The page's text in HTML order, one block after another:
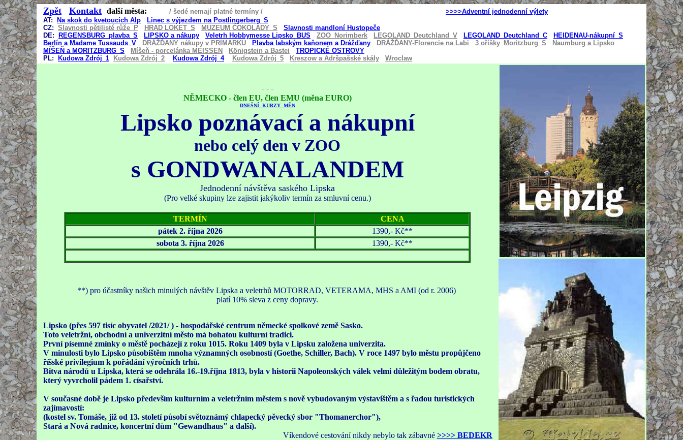
Zpět Kontakt další města: / šedé nemají platné termíny / >>>>Adventní jednodenní výlety
AT:
Na skok do kvetoucích Alp
Linec s výjezdem na Postlingerberg_S
CZ: Slavnosti pětilisté růže_P HRAD LOKET_S MUZEUM ČOKOLÁDY_S
Slavnosti mandloní Hustopeče
DE:
REGENSBURG_plavba_S LIPSKO a nákupy Veletrh Hobbymesse Lipsko_BUS ZOO_Norimberk LEGOLAND_Deutchland_V LEGOLAND_Deutchland_ C
HEIDENAU-nákupní_S
Berlín a Madame Tussauds_V
DRÁŽĎANY nákupy v PRIMARKU Plavba labským kaňonem a Drážďany DRÁŽĎANY-Florencie na Labi 3 oříšky_Moritzburg_S
Naumburg a Lipsko
MÍŠEŇ a MORITZBURG_S
Míšeň - porcelánka MEISSEN Königstein a Bastei
TROPICKÉ OSTROVY
PL:
Kudowa Zdrój_ 1 Kudowa Zdrój_2 Kudowa Zdrój_4 Kudowa Zdrój_ 5 Kreszow a Adršpašské skály Wroclaw
- - -
NĚMECKO - člen EU, člen EMU (měna EURO)
DNEŠNÍ KURZY MĚN
Lipsko poznávací a nákupní
nebo celý den v ZOO
s GONDWANALANDEM
Jednodenní návštěva saského Lipska
(Pro velké skupiny lze zajistit jakýkoliv termín za smluvní cenu.)
TERMÍN
CENA
pátek 2. října 2026
1390,- Kč**
sobota 3. října 2026
1390,- Kč**
**) pro účastníky našich minulých návštěv Lipska a veletrhů MOTORRAD, VETERAMA, MHS a AMI (od r. 2006)
platí 10% sleva z ceny dopravy.
Lipsko (přes 597 tisíc obyvatel /2021/ ) - hospodářské centrum německé spolkové země Sasko.
Toto veletržní, obchodní a univerzitní město má bohatou kulturní tradici.
První písemné zmínky o městě pocházejí z roku 1015. Roku 1409 byla v Lipsku založena univerzita.
V minulosti bylo Lipsko působištěm mnoha významných osobností (Goethe, Schiller, Bach). V roce 1497 bylo městu propůjčeno
říšské privilegium k pořádání výročních trhů.
Bitva národů u Lipska, která se odehrála 16.-19.října 1813, byla v historii Napoleonských válek velmi důležitým bodem obratu,
který vyvrcholil pádem 1. císařství.
V současné době je Lipsko především kulturním a veletržním městem s nově vybudovaným výstavištěm a s řadou turistických
zajímavostí:
(kostel sv. Tomáše, již od 13. století působí světoznámý chlapecký pěvecký sbor "Thomanerchor"),
Stará a Nová radnice, koncertní dům "Gewandhaus" a další).
Víkendové cestování nikdy nebylo tak zábavné >>>> BEDEKR